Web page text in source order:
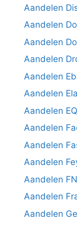
Aandelen
Aandelen
Aandelen
Aandelen
Aandelen
Aandelen
Aandelen
Aandelen
Aandelen
Aandelen
Aandelen
Aandelen
Aandelen